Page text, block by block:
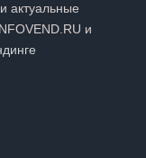
актуальные
и